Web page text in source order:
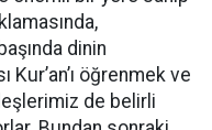
dinin
Kur’an’ı öğrenmek ve
de belirli